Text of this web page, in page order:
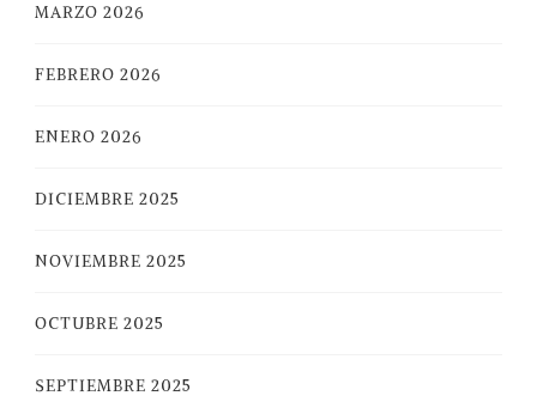
MARZO 2026
FEBRERO 2026
ENERO 2026
DICIEMBRE 2025
NOVIEMBRE 2025
OCTUBRE 2025
SEPTIEMBRE 2025